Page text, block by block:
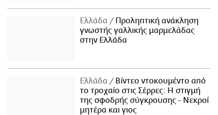
Ελλάδα
Προληπτική ανάκληση
γνωστής γαλλικής μαρμελάδας
στην Ελλάδα
Ελλάδα
Βίντεο ντοκουμέντο από
το τροχαίο στις Σέρρες: Η στιγμή
της σφοδρής σύγκρουσης - Νεκροί
μητέρα και γιος